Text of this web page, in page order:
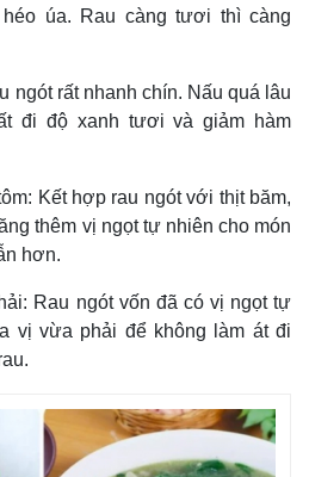
úa. Rau càng tươi thì càng
ngót rất nhanh chín. Nấu quá lâu
đi độ xanh tươi và giảm hàm
Kết hợp rau ngót với thịt băm,
thêm vị ngọt tự nhiên cho món
hơn.
Rau ngót vốn đã có vị ngọt tự
vị vừa phải để không làm át đi